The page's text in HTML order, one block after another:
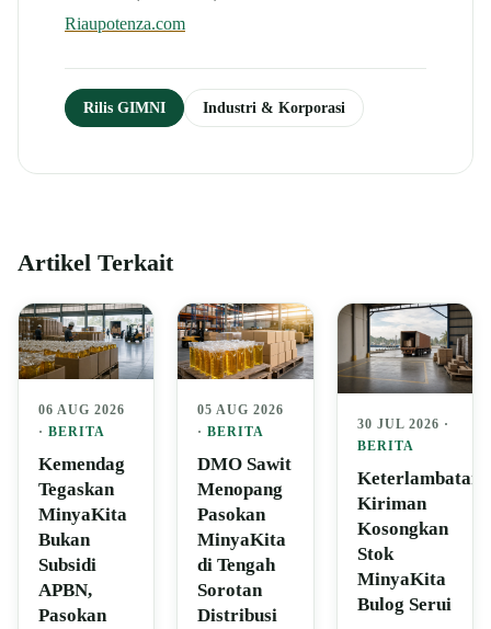
Riaupotenza.com
Rilis GIMNI Industri & Korporasi
Artikel Terkait
06 AUG 2026
· BERITA
Kemendag
Tegaskan
MinyaKita
Bukan
Subsidi
APBN,
Pasokan
05 AUG 2026
·BERITA
DMO Sawit
Menopang
Pasokan
MinyaKita
di Tengah
Sorotan
Distribusi
30 JUL 2026 ·
BERITA
Keterlambatan
Kiriman
Kosongkan
Stok
MinyaKita
Bulog Serui